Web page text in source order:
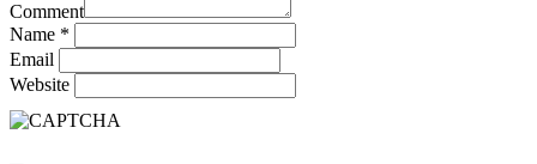
Comment
Name *
Email
Website